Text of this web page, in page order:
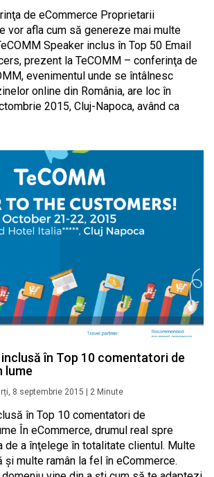
de eCommerce Proprietarii
vor afla cum să genereze mai multe
Speaker inclus în Top 50 Email
prezent la TeCOMM – conferinţa de
evenimentul unde se întâlnesc
online din România, are loc în
2015, Cluj-Napoca, având ca
în Top 10 comentatori de
lume
8 septembrie 2015 2 Minute
în Top 10 comentatori de
În eCommerce, drumul real spre
de a înţelege în totalitate clientul. Multe
și multe ramân la fel în eCommerce.